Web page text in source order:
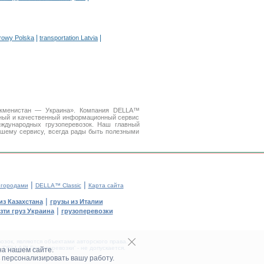
нашем сайте.
вашу работу.
Polska transportation Latvia
— Украина». Компания DELLA™
и качественный информационный сервис
грузоперевозок. Наш главный
сервису, всегда рады быть полезными
| DELLA™ Classic| Карта сайта
Казахстана| грузы из Италии
груз Украина| грузоперевозки
являются объектами авторского права.
Грузоперевозки' - не допускается.